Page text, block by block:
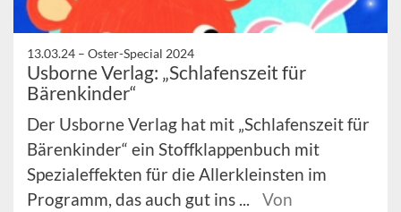
13.03.24 – Oster-Special 2024
Usborne Verlag: „Schlafenszeit für
Bärenkinder“
Der Usborne Verlag hat mit „Schlafenszeit für
Bärenkinder“ ein Stoffklappenbuch mit
Spezialeffekten für die Allerkleinsten im
Programm, das auch gut ins ...
Von